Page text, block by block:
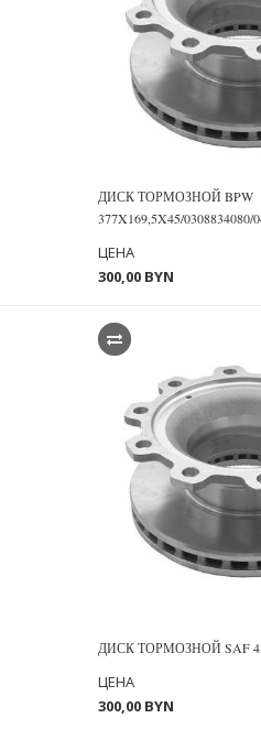
ДИСК ТОРМОЗНОЙ BPW
377X169,5X45/0308834080/
300,00 BYN
ЦЕНА
ДИСК ТОРМОЗНОЙ SAF
300,00 BYN
ЦЕНА